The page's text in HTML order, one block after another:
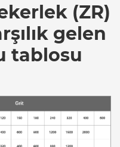
(ZR)
gelen
tablosu